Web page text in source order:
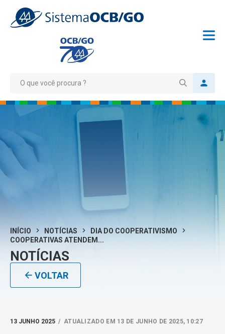
INÍCIO NOTÍCIAS
DIA DO COOPERATIVISMO
COOPERATIVAS ATENDEM...
NOTÍCIAS
VOLTAR
13 JUNHO 2025 / ATUALIZADO EM 13 DE JUNHO DE 2025, 10:27